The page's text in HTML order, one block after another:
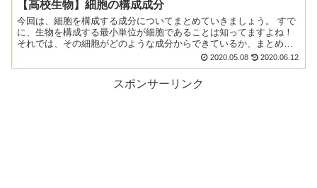
【高校生物】細胞の構成成分
今回は、細胞を構成する成分についてまとめていきましょう。 すで
に、生物を構成する最小単位が細胞であることは知ってますよね！
それでは、その細胞がどのような成分からできているか、まとめて
いきましょう。 細胞の構成成分と構成元素 ... 2020.05.08 2020.06.12
スポンサーリンク